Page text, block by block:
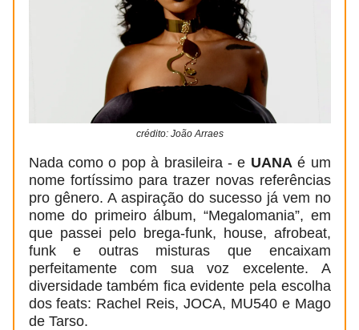
crédito: João Arraes
Nada como o pop à brasileira - e UANA é um
nome fortíssimo para trazer novas referências
pro gênero. A aspiração do sucesso já vem no
nome do primeiro álbum, “Megalomania”, em
que passei pelo brega-funk, house, afrobeat,
funk e outras misturas que encaixam
perfeitamente com sua voz excelente. A
diversidade também fica evidente pela escolha
dos feats: Rachel Reis, JOCA, MU540 e Mago
de Tarso.